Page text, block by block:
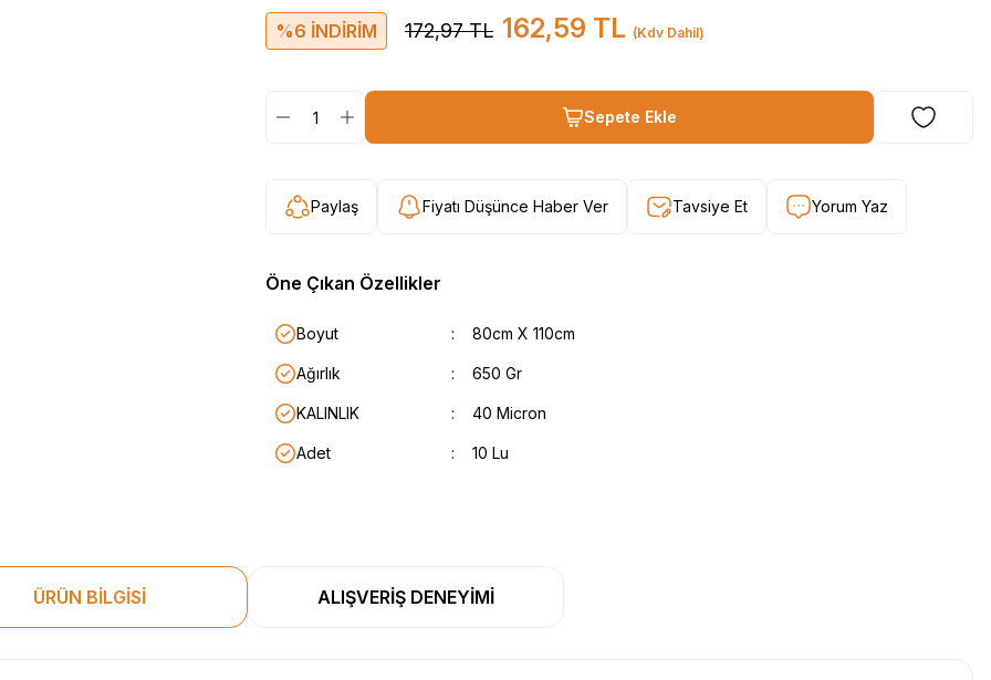
%6 İNDİRİM 172,97 TL 162,59 TL (Kdv Dahil)
Sepete Ekle
Paylaş Fiyatı Düşünce Haber Ver Tavsiye Et Yorum Yaz
Öne Çıkan Özellikler
Boyut : 80cm X 110cm
Ağırlık : 650 Gr
KALINLIK : 40 Micron
Adet : 10 Lu
ÜRÜN BİLGİSİ ALIŞVERİŞ DENEYİMİ